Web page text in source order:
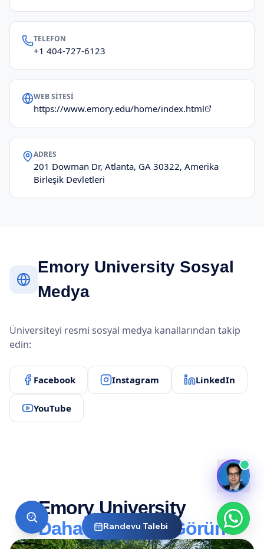
TELEFON
+1 404-727-6123
WEB SITESI
https://www.emory.edu/home/index.html
ADRES
201 Dowman Dr, Atlanta, GA 30322, Amerika
Birleşik Devletleri
Emory University Sosyal
Medya
Üniversiteyi resmi sosyal medya kanallarından takip
edin:
Facebook Instagram LinkedIn
YouTube
Emory University
Daha Yakından Görün
Randevu Talebi